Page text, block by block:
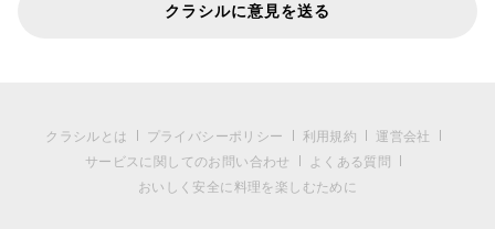
クラシルに意見を送る
クラシルとは プライバシーポリシー 利用規約
運営会社
サービスに関してのお問い合わせ
よくある質問
おいしく安全に料理を楽しむために